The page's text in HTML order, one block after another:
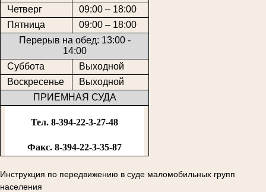
Четверг
09:00 – 18:00
Пятница
09:00 – 18:00
Перерыв на обед: 13:00 -
14:00
Суббота
Выходной
Воскресенье
Выходной
ПРИЕМНАЯ СУДА
Тел. 8-394-22-3-27-48
Факс. 8-394-22-3-35-87
Инструкция по передвижению в суде маломобильных групп
населения